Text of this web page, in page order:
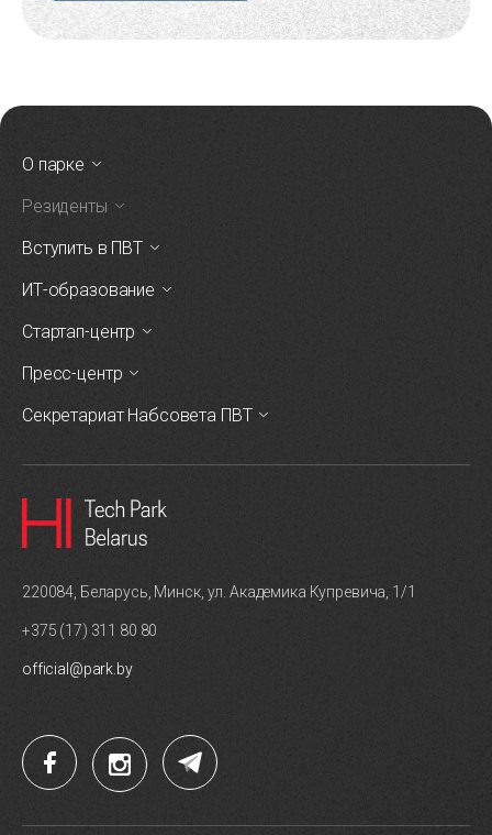
О парке
Резиденты
Вступить в ПВТ
ИТ-образование
Стартап-центр
Пресс-центр
Секретариат Набсовета ПВТ
220084, Беларусь, Минск, ул. Академика Купревича, 1/1
+375 (17) 311 80 80
official@park.by